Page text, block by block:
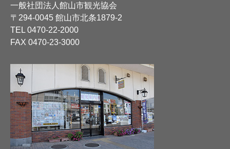
一般社団法人館山市観光協会
〒294-0045 館山市北条1879-2
TEL 0470-22-2000
FAX 0470-23-3000